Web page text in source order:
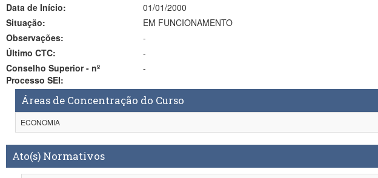
Data de Início:
01/01/2000
Situação:
EM FUNCIONAMENTO
Observações:
-
Último CTC:
-
Conselho Superior - nº
Processo SEI:
-
Áreas de Concentração do Curso
ECONOMIA
Ato(s) Normativos